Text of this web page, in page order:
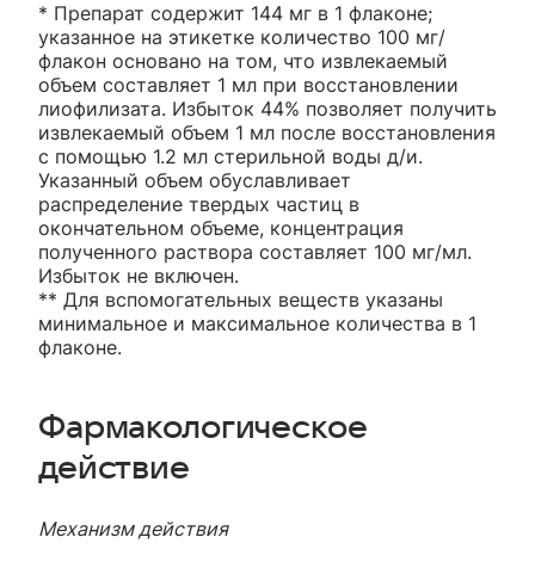
* Препарат содержит 144 мг в 1 флаконе;
указанное на этикетке количество 100 мг/
флакон основано на том, что извлекаемый
объем составляет 1 мл при восстановлении
лиофилизата. Избыток 44% позволяет получить
извлекаемый объем 1 мл после восстановления
с помощью 1.2 мл стерильной воды д/и.
Указанный объем обуславливает
распределение твердых частиц в
окончательном объеме, концентрация
полученного раствора составляет 100 мг/мл.
Избыток не включен.
** Для вспомогательных веществ указаны
минимальное и максимальное количества в 1
флаконе.
Фармакологическое
действие
Механизм действия